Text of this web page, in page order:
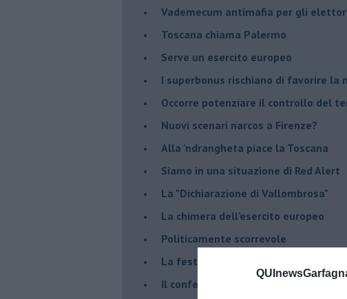
Vademecum antimafia per gli
Toscana chiama Palermo
Serve un esercito europeo
I superbonus rischiano di favorire la
Occorre potenziare il controllo del
​Nuovi scenari narcos a Firenze?
Alla 'ndrangheta piace la Toscana
Siamo in una situazione di Red Alert
La "Dichiarazione di Vallombrosa"
La chimera dell'esercito europeo
Politicamente scorrevole
La festa dell'Europa
Il confederalismo è un nodo che